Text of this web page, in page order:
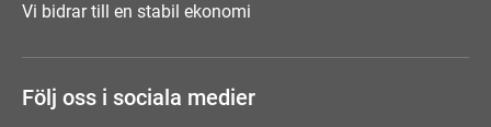
Vi bidrar till en stabil ekonomi
Följ oss i sociala medier